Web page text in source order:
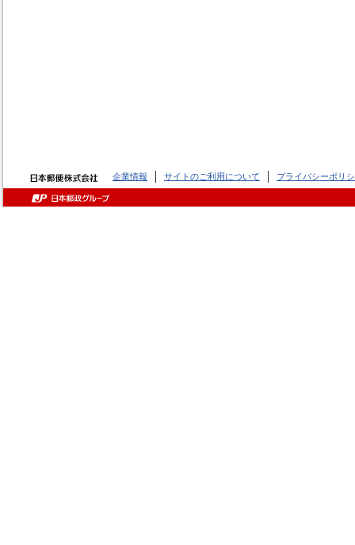
企業情報 サイトのご利用について プライバシーポリ